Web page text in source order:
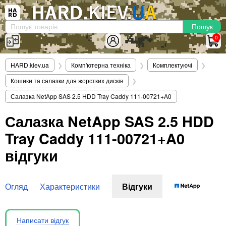
0
Вхід|Реєстрація×
(097)-938-03-73 Telegram WhatsApp
HARD.KIEV.UA
Послуги
Повернення / Обмін
Доставка та оплата
Комп'ютери
Моноблоки
Персональні комп'ютери
Комплектуючі
HARD.kiev.ua ❯ Комп'ютерна техніка ❯ Комплектуючі
❯
Кошики та салазки для жорстких дисків
❯
Салазка NetApp SAS 2.5 HDD Tray Caddy 111-00721+A0
Салазка NetApp SAS 2.5 HDD
Tray Caddy 111-00721+A0
відгуки
Огляд Характеристики Відгуки
Написати відгук